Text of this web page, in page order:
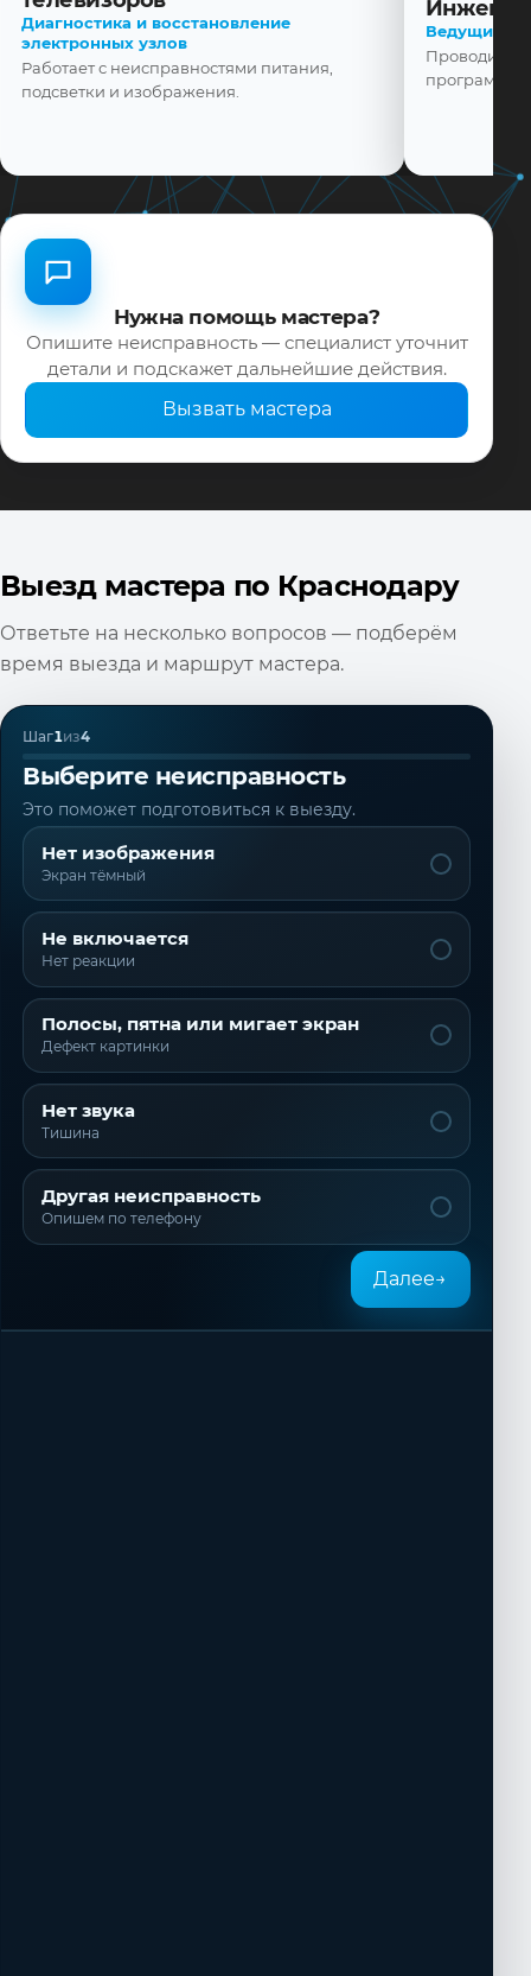
Диагностика и восстановление
электронных узлов
Работает с неисправностями питания,
подсветки и изображения.
Ведущий
Проводит
Нужна помощь мастера?
Опишите неисправность — специалист уточнит
детали и подскажет дальнейшие действия.
Вызвать мастера
Выезд мастера по Краснодару
Ответьте на несколько вопросов — подберём
время выезда и маршрут мастера.
Шаг1из4
Выберите неисправность
Это поможет подготовиться к выезду.
Нет изображения
Экран тёмный
Не включается
Нет реакции
Полосы, пятна или мигает экран
Дефект картинки
Нет звука
Тишина
Другая неисправность
Опишем по телефону
Далее→